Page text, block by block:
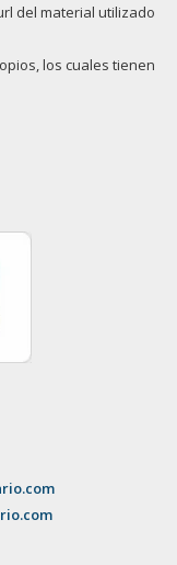
del material utilizado
los cuales tienen